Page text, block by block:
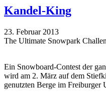
Kandel-King
23. Februar 2013
The Ultimate Snowpark
Ein Snowboard-Contest der
wird am 2. März auf dem
genutzten Berge im Freiburger